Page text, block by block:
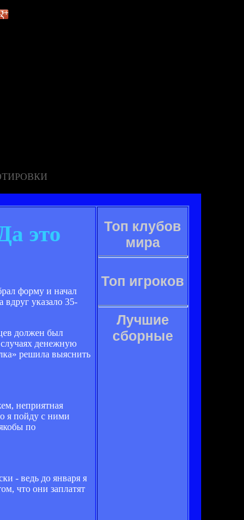
это
форму и начал
вдруг указало 35-
должен был
денежную
решила выяснить
неприятная
я пойду с ними
по
- ведь до января я
что они заплатят
Топ клубов
мира
Топ игроков
Лучшие
сборные